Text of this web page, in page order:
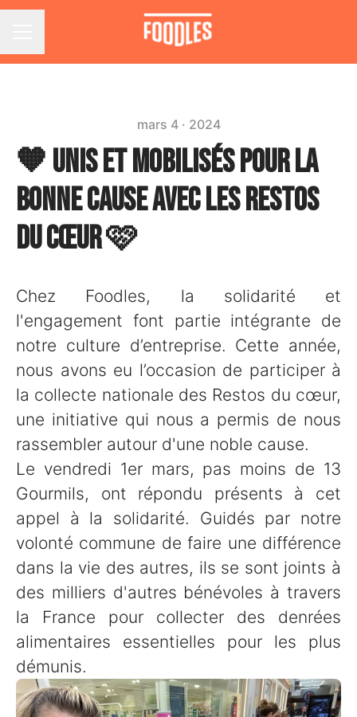
mars 4 · 2024
🧡 Unis et mobilisés pour la
bonne cause avec les Restos
du cœur 🩷
Chez Foodles, la solidarité et
l'engagement font partie intégrante de
notre culture d’entreprise. Cette année,
nous avons eu l’occasion de participer à
la collecte nationale des Restos du cœur,
une initiative qui nous a permis de nous
rassembler autour d'une noble cause.
Le vendredi 1er mars, pas moins de 13
Gourmils, ont répondu présents à cet
appel à la solidarité. Guidés par notre
volonté commune de faire une différence
dans la vie des autres, ils se sont joints à
des milliers d'autres bénévoles à travers
la France pour collecter des denrées
alimentaires essentielles pour les plus
démunis.